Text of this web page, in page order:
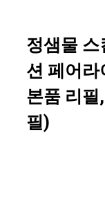
정샘물
션 페어
본품 리
필)